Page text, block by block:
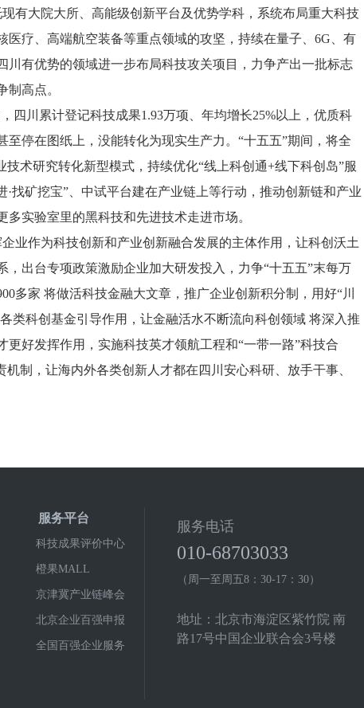
大院大所、高能级创新平台及优势学科，系统布局重大科技
医疗、高端航空装备等重点领域的攻坚，持续在量子、6G、有
川有优势的领域进一步布局科技攻关项目，力争产出一批标志
高点。
川累计登记科技成果1.93万项、年均增长25%以上，优质科
停在图纸上，没能转化为现实生产力。“十五五”期间，将全
术研究转化新型模式，持续优化“线上科创通+线下科创岛”服
·找矿挖宝”、中试平台建在产业链上等行动，推动创新链和产业
实验室里的黑科技和先进技术走进市场。
作为科技创新和产业创新融合发展的主体作用，让科创沃土
出台专项政策激励企业加大研发投入，力争“十五五”末每万
多家 将做活科技金融大文章，推广企业创新积分制，用好“川
类科创基金引导作用，让金融活水不断流向科创领域 将深入推
好发挥作用，实施科技英才领航工程和“一带一路”科技合
制，让海内外各类创新人才都在四川安心科研、放手干事、
服务平台
科技成果评价中心
橙果MALL
京津冀产业链峰会
北京企业百强申报
全国百强企业服务
服务电话
010-68703033
（周一至周五8：30-17：30）
地址：北京市海淀区紫竹院 南
路17号中国企业联合会3号楼